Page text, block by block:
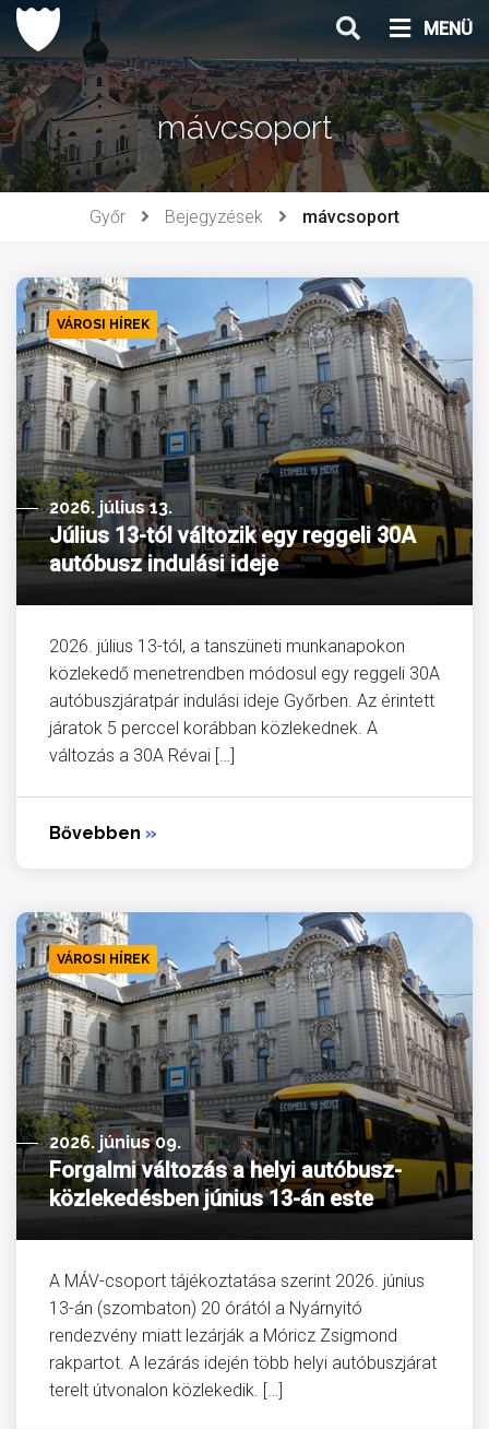
Ugrás
tartalomhoz
MENÜ
mávcsoport
Győr Bejegyzések mávcsoport
VÁROSI HÍREK
2026. július 13.
Július 13-tól változik egy reggeli 30A
autóbusz indulási ideje
2026. július 13-tól, a tanszüneti munkanapokon
közlekedő menetrendben módosul egy reggeli 30A
autóbuszjáratpár indulási ideje Győrben. Az érintett
járatok 5 perccel korábban közlekednek. A
változás a 30A Révai […]
Bővebben »
VÁROSI HÍREK
2026. június 09.
Forgalmi változás a helyi autóbusz-
közlekedésben június 13-án este
A MÁV-csoport tájékoztatása szerint 2026. június
13-án (szombaton) 20 órától a Nyárnyitó
rendezvény miatt lezárják a Móricz Zsigmond
rakpartot. A lezárás idején több helyi autóbuszjárat
terelt útvonalon közlekedik. […]